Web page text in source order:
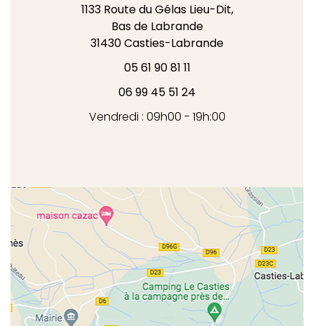
1133 Route du Gélas Lieu-Dit,
Bas de Labrande
31430Casties-Labrande
05 61 90 81 11
06 99 45 51 24
Vendredi : 09h00 - 19h:00